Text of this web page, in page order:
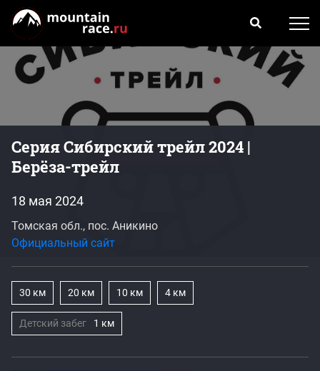
Серия Сибирский трейл 2024 |
Берёза-трейл
18 мая 2024
Томская обл., пос. Аникино
Официальный сайт
30 км 20 км 10 км 4 км
Детский забег 1 км